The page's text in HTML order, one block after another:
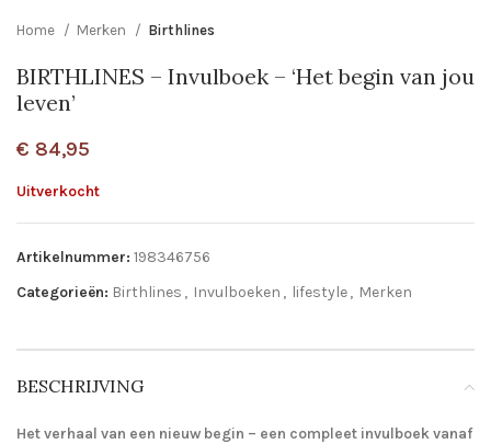
Home Merken Birthlines
BIRTHLINES – Invulboek – ‘Het begin van jou
leven’
€ 84,95
Uitverkocht
Artikelnummer: 198346756
Categorieën: Birthlines , Invulboeken , lifestyle, Merken
BESCHRIJVING
Het verhaal van een nieuw begin – een compleet invulboek vanaf